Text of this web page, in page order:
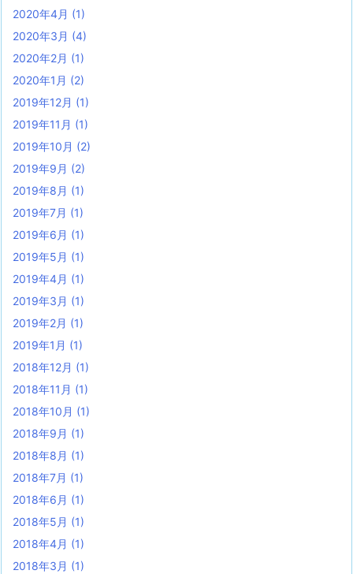
2020年4月 (1)
2020年3月 (4)
2020年2月 (1)
2020年1月 (2)
2019年12月 (1)
2019年11月 (1)
2019年10月 (2)
2019年9月 (2)
2019年8月 (1)
2019年7月 (1)
2019年6月 (1)
2019年5月 (1)
2019年4月 (1)
2019年3月 (1)
2019年2月 (1)
2019年1月 (1)
2018年12月 (1)
2018年11月 (1)
2018年10月 (1)
2018年9月 (1)
2018年8月 (1)
2018年7月 (1)
2018年6月 (1)
2018年5月 (1)
2018年4月 (1)
2018年3月 (1)